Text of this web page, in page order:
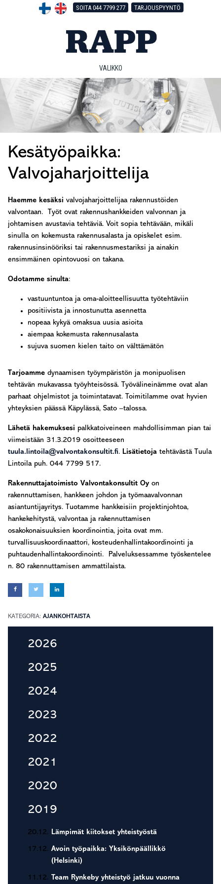
SOITA 044 7799 277 TARJOUSPYYNTÖ
VALIKKO
Kesätyöpaikka:
Valvojaharjoittelija
Haemme kesäksi valvojaharjoittelijaa rakennustöiden
valvontaan. Työt ovat rakennushankkeiden valvonnan ja
johtamisen avustavia tehtäviä. Voit sopia tehtävään, mikäli
sinulla on kokemusta rakennusalasta ja opiskelet esim.
rakennusinsinööriksi tai rakennusmestariksi ja ainakin
ensimmäinen opintovuosi on takana.
Odotamme sinulta:
vastuuntuntoa ja oma-aloitteellisuutta työtehtäviin
positiivista ja innostunutta asennetta
nopeaa kykyä omaksua uusia asioita
aiempaa kokemusta rakennusalasta
sujuva suomen kielen taito on välttämätön
Tarjoamme dynaamisen työympäristön ja monipuolisen
tehtävän mukavassa työyhteisössä. Työvälineinämme ovat alan
parhaat ohjelmistot ja toimintatavat. Toimitilamme ovat hyvien
yhteyksien päässä Käpylässä, Sato –talossa.
Lähetä hakemuksesi palkkatoiveineen mahdollisimman pian tai
viimeistään 31.3.2019 osoitteeseen
tuula.lintoila@valvontakonsultit.fi. Lisätietoja tehtävästä Tuula
Lintoila puh. 044 7799 517.
Rakennuttajatoimisto Valvontakonsultit Oy on
rakennuttamisen, hankkeen johdon ja työmaavalvonnan
asiantuntijayritys. Tuotamme hankkeisiin projektinjohtoa,
hankekehitystä, valvontaa ja rakennuttamisen
osakokonaisuuksien koordinointia, joita ovat mm.
turvallisuuskoordinaattori, kosteudenhallintakoordinointi ja
puhtaudenhallintakoordinointi. Palveluksessamme työskentelee
n. 80 rakennuttamisen ammattilaista.
KATEGORIA: AJANKOHTAISTA
Ensisijainen
sivupalkki
2026
2025
2024
2023
2022
2021
2020
2019
20.12. Lämpimät kiitokset yhteistyöstä
17.12. Avoin työpaikka: Yksikönpäällikkö
(Helsinki)
11.12. Team Rynkeby yhteistyö jatkuu vuonna